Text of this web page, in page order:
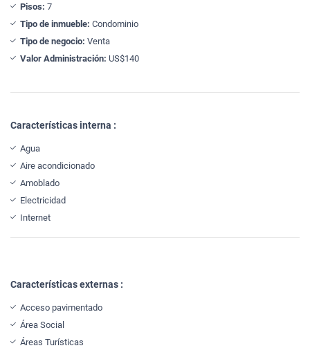
Pisos: 7
Tipo de inmueble: Condominio
Tipo de negocio: Venta
Valor Administración: US$140
Características interna :
Agua
Aire acondicionado
Amoblado
Electricidad
Internet
Características externas :
Acceso pavimentado
Área Social
Áreas Turísticas